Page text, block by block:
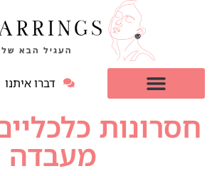
דברו איתנו
חסרונות
מעבדה